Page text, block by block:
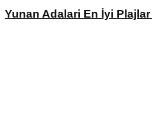
Yunan Adalari En İyi